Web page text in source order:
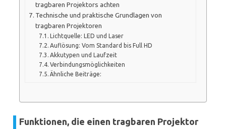
tragbaren Projektors achten
Technische und praktische Grundlagen von
tragbaren Projektoren
Lichtquelle: LED und Laser
Auflösung: Vom Standard bis Full HD
Akkutypen und Laufzeit
Verbindungsmöglichkeiten
Ähnliche Beiträge:
Funktionen, die einen tragbaren Projektor